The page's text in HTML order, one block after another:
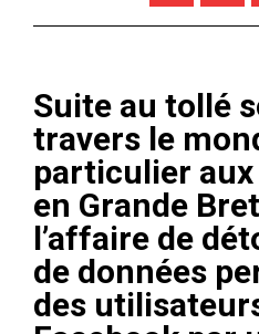
Suite au tollé
travers le
particulier
en Grande
l’affaire de
de données
des